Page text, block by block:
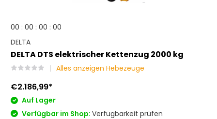
00 :00 :00 :00
DELTA
DELTA DTS elektrischer Kettenzug 2000 kg
Alles anzeigen Hebezeuge
€2.186,99*
Auf Lager
Verfügbar im Shop:Verfügbarkeit prüfen